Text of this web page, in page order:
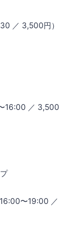
／ 3,500円）
16:00 ／ 3,500
16:00〜19:00 ／